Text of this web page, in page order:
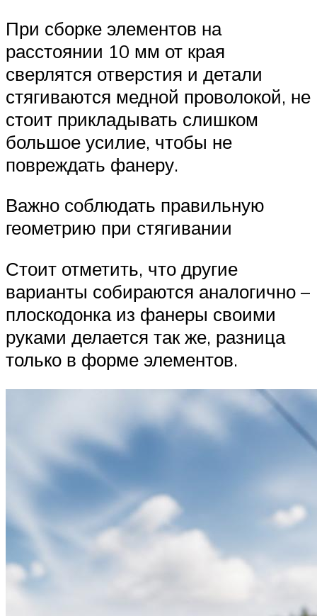
При сборке элементов на
расстоянии 10 мм от края
сверлятся отверстия и детали
стягиваются медной проволокой, не
стоит прикладывать слишком
большое усилие, чтобы не
повреждать фанеру.
Важно соблюдать правильную
геометрию при стягивании
Стоит отметить, что другие
варианты собираются аналогично –
плоскодонка из фанеры своими
руками делается так же, разница
только в форме элементов.